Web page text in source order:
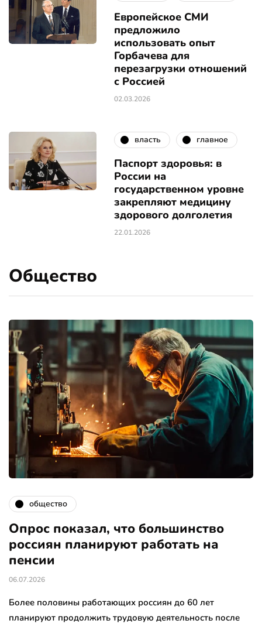
Европейское СМИ
предложило
использовать опыт
Горбачева для
перезагрузки отношений
с Россией
02.03.2026
власть главное
Паспорт здоровья: в
России на
государственном уровне
закрепляют медицину
здорового долголетия
22.01.2026
Общество
общество
Опрос показал, что большинство
россиян планируют работать на
пенсии
06.07.2026
Более половины работающих россиян до 60 лет
планируют продолжить трудовую деятельность после